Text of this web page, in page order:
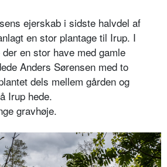
ejerskab i sidste halvdel af
en stor plantage til Irup. I
en stor have med gamle
Anders Sørensen med to
dels mellem gården og
Irup hede.
gravhøje.